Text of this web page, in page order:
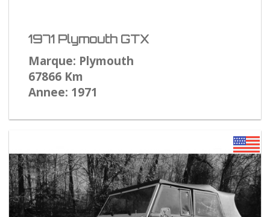
1971 Plymouth GTX
Marque: Plymouth
67866 Km
Annee: 1971